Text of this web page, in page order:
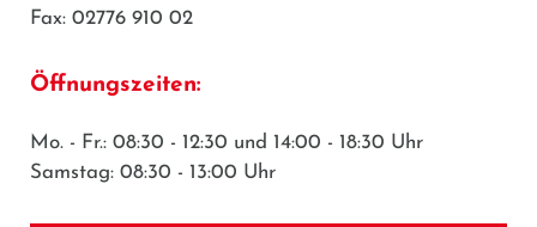
Fax: 02776 910 02
Öffnungszeiten:
Mo. - Fr.: 08:30 - 12:30 und 14:00 - 18:30 Uhr
Samstag: 08:30 - 13:00 Uhr